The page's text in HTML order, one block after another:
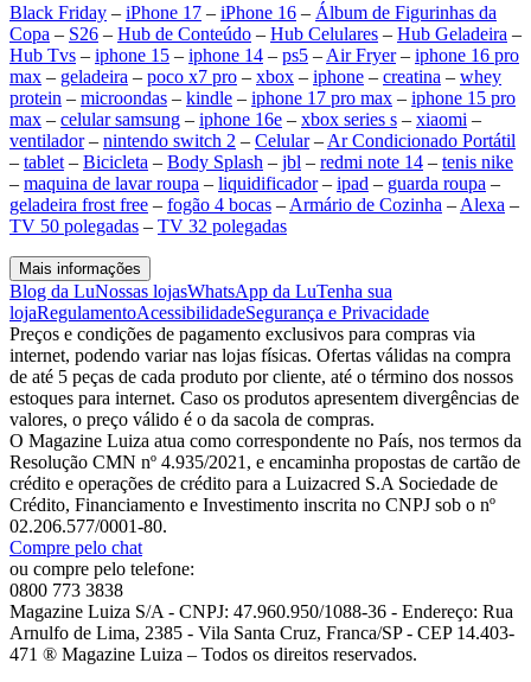
Black Friday – iPhone 17 – iPhone 16 – Álbum de Figurinhas da
Copa – S26 – Hub de Conteúdo – Hub Celulares – Hub Geladeira –
Hub Tvs – iphone 15 – iphone 14 – ps5 – Air Fryer– iphone 16 pro
max – geladeira – poco x7 pro – xbox – iphone – creatina – whey
protein – microondas – kindle – iphone 17 pro max – iphone 15 pro
max – celular samsung – iphone 16e – xbox series s – xiaomi –
ventilador– nintendo switch 2 – Celular– Ar Condicionado Portátil
– tablet – Bicicleta – Body Splash – jbl – redmi note 14 – tenis nike
– maquina de lavar roupa – liquidificador– ipad – guarda roupa –
geladeira frost free – fogão 4 bocas – Armário de Cozinha – Alexa –
TV 50 polegadas – TV 32 polegadas
Mais informações
Blog da LuNossas lojasWhatsApp da LuTenha sua
lojaRegulamentoAcessibilidadeSegurança e Privacidade
Preços e condições de pagamento exclusivos para compras via
internet, podendo variar nas lojas físicas. Ofertas válidas na compra
de até 5 peças de cada produto por cliente, até o término dos nossos
estoques para internet. Caso os produtos apresentem divergências de
valores, o preço válido é o da sacola de compras.
O Magazine Luiza atua como correspondente no País, nos termos da
Resolução CMN nº 4.935/2021, e encaminha propostas de cartão de
crédito e operações de crédito para a Luizacred S.A Sociedade de
Crédito, Financiamento e Investimento inscrita no CNPJ sob o nº
02.206.577/0001-80.
Compre pelo chat
ou compre pelo telefone:
0800 773 3838
Magazine Luiza S/A - CNPJ: 47.960.950/1088-36 - Endereço: Rua
Arnulfo de Lima, 2385 - Vila Santa Cruz, Franca/SP - CEP 14.403-
471 ® Magazine Luiza – Todos os direitos reservados.